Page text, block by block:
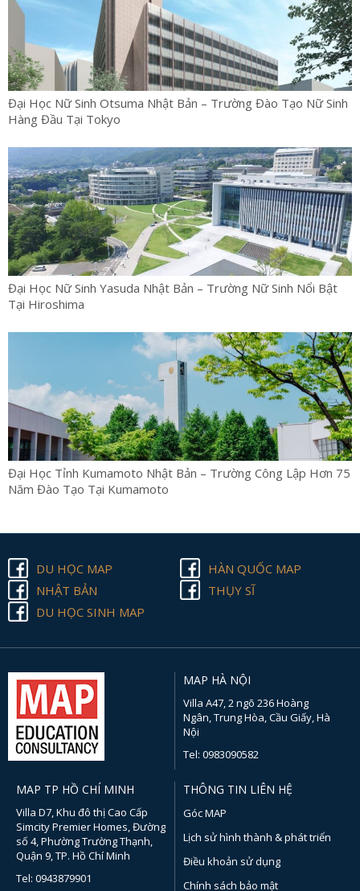
Đại Học Nữ Sinh Otsuma Nhật Bản – Trường Đào Tạo Nữ Sinh
Hàng Đầu Tại Tokyo
Đại Học Nữ Sinh Yasuda Nhật Bản – Trường Nữ Sinh Nổi Bật
Tại Hiroshima
Đại Học Tỉnh Kumamoto Nhật Bản – Trường Công Lập Hơn 75
Năm Đào Tạo Tại Kumamoto
DU HỌC MAP
HÀN QUỐC MAP
NHẬT BẢN
THỤY SĨ
DU HỌC SINH MAP
MAP HÀ NỘI
Villa A47, 2 ngõ 236 Hoàng
Ngân, Trung Hòa, Cầu Giấy, Hà
Nội
Tel: 0983090582
MAP TP HỒ CHÍ MINH
Villa D7, Khu đô thị Cao Cấp
Simcity Premier Homes, Đường
số 4, Phường Trường Thạnh,
Quận 9, TP. Hồ Chí Minh
Tel: 0943879901
THÔNG TIN LIÊN HỆ
Góc MAP
Lịch sử hình thành & phát triển
Điều khoản sử dụng
Chính sách bảo mật